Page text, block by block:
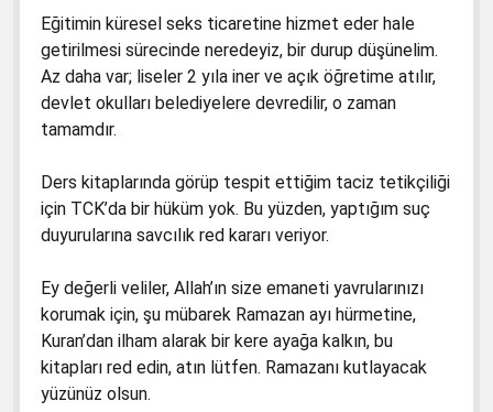
Eğitimin küresel seks ticaretine hizmet eder hale
getirilmesi sürecinde neredeyiz, bir durup düşünelim.
Az daha var; liseler 2 yıla iner ve açık öğretime atılır,
devlet okulları belediyelere devredilir, o zaman
tamamdır.
Ders kitaplarında görüp tespit ettiğim taciz tetikçiliği
için TCK’da bir hüküm yok. Bu yüzden, yaptığım suç
duyurularına savcılık red kararı veriyor.
Ey değerli veliler, Allah’ın size emaneti yavrularınızı
korumak için, şu mübarek Ramazan ayı hürmetine,
Kuran’dan ilham alarak bir kere ayağa kalkın, bu
kitapları red edin, atın lütfen. Ramazanı kutlayacak
yüzünüz olsun.